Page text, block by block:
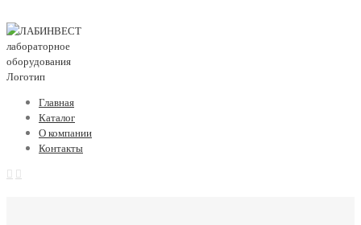
Главная
Каталог
О компании
Контакты